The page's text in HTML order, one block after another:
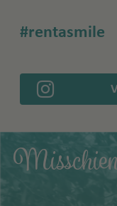
#rentasmile